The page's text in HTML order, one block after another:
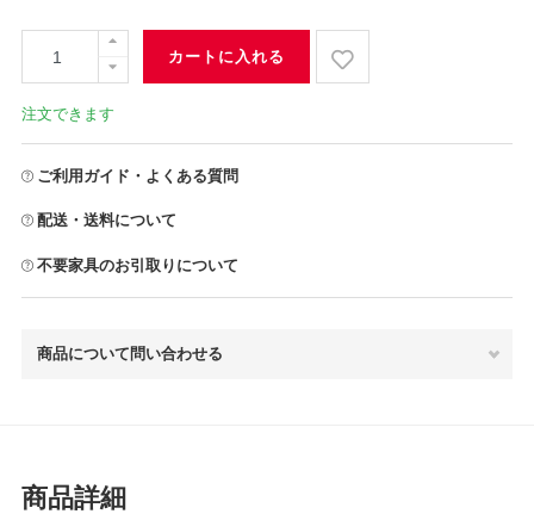
カートに入れる
注文できます
ご利用ガイド・よくある質問
配送・送料について
不要家具のお引取りについて
商品について問い合わせる
商品詳細